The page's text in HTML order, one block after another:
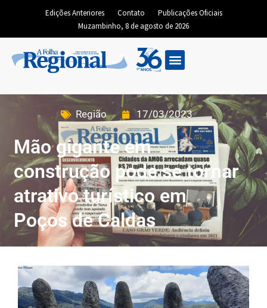
Edições Anteriores Contato
Publicações Oficiais
Muzambinho, 8 de agosto de 2026
Região 17/03/2023
Mão gigante em
construção pode se tornar
atrativo turístico em
Poços de Caldas